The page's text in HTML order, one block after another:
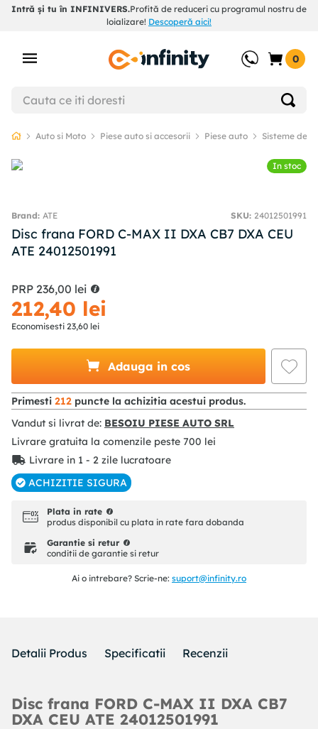
Intră și tu în INFINIVERS.Profită de reduceri cu programul nostru de
loializare! Descoperă aici!
0
Auto si Moto Piese auto si accesorii Piese auto Sisteme de
In stoc
ATE SKU: 24012501991
Disc frana FORD C-MAX II DXA CB7 DXA CEU
ATE 24012501991
PRP 236,00 lei
212,40 lei
Economisesti 23,60 lei
Adauga in cos
Primesti 212 puncte la achizitia acestui produs.
Vandut si livrat de: BESOIU PIESE AUTO SRL
Livrare gratuita la comenzile peste 700 lei
Livrare in 1 - 2 zile lucratoare
ACHIZITIE SIGURA
Plata in rate
produs disponibil cu plata in rate fara dobanda
Garantie si retur
conditii de garantie si retur
Ai o intrebare? Scrie-ne: suport@infinity.ro
Detalii Produs Specificatii Recenzii
Disc frana FORD C-MAX II DXA CB7
DXA CEU ATE 24012501991